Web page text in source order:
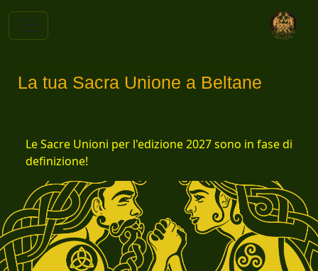
La tua Sacra Unione a Beltane
Le Sacre Unioni per l'edizione 2027 sono in fase di
definizione!